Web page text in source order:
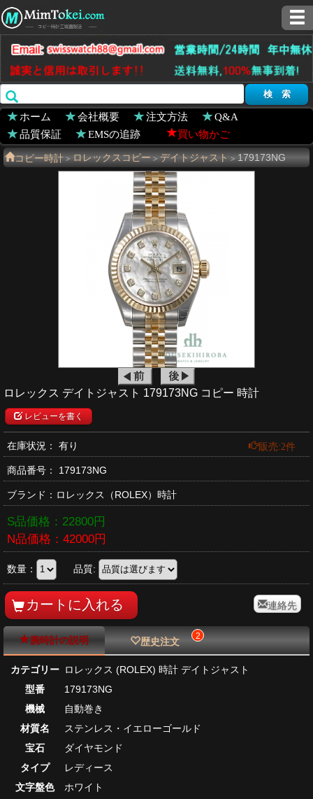
ホーム 会社概要 注文方法
Q&A
品質保証
EMSの追跡 買い物かご
コピー時計 > ロレックスコピー > デイトジャスト > 179173NG
ロレックス デイトジャスト 179173NG コピー 時計
レビューを書く
在庫状況： 有り 販売:2件
商品番号： 179173NG
ブランド： ロレックス （ROLEX）時計
S品価格： 22800円
N品価格： 42000円
数量： 品質:
連絡先
腕時計の説明 歴史注文 2
カテゴリー ロレックス (ROLEX) 時計 デイトジャスト
型番
179173NG
機械
自動巻き
材質名
ステンレス・イエローゴールド
宝石
ダイヤモンド
タイプ
レディース
文字盤色
ホワイト